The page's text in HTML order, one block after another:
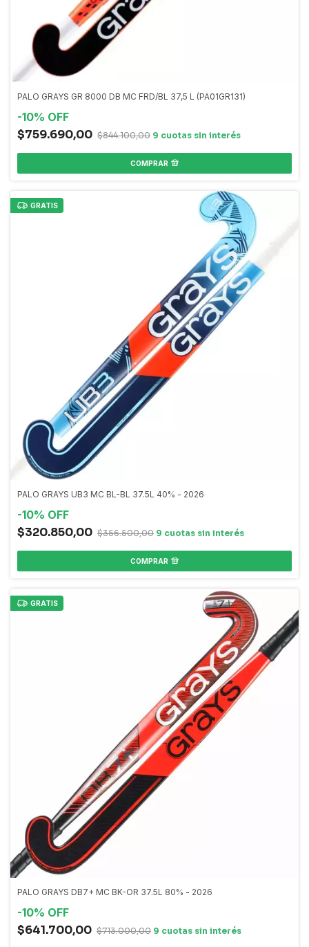
PALO GRAYS GR 8000 DB MC FRD/BL 37,5 L (PA01GR131)
-10% OFF
$759.690,00 $844.100,00
COMPRAR
GRATIS
PALO GRAYS UB3 MC BL-BL 37.5L 40% - 2026
-10% OFF
$320.850,00 $356.500,00
COMPRAR
GRATIS
PALO GRAYS DB7+ MC BK-OR 37.5L 80% - 2026
-10% OFF
$641.700,00 $713.000,00